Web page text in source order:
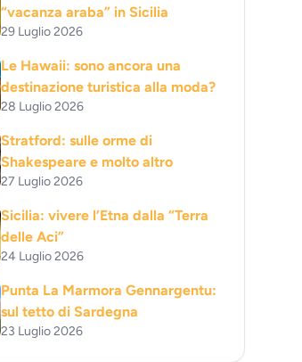
“vacanza araba” in Sicilia
29 Luglio 2026
Le Hawaii: sono ancora una
destinazione turistica alla moda?
28 Luglio 2026
Stratford: sulle orme di
Shakespeare e molto altro
27 Luglio 2026
Sicilia: vivere l’Etna dalla “Terra
delle Aci”
24 Luglio 2026
Punta La Marmora Gennargentu:
sul tetto di Sardegna
23 Luglio 2026